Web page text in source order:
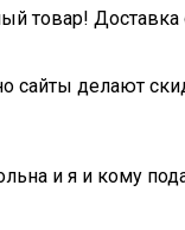
товар!
делают
и я и кому